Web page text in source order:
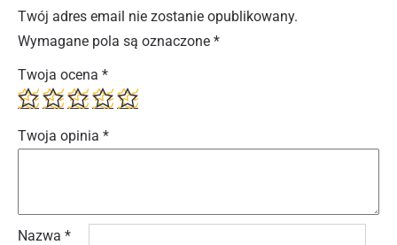
Twój adres email nie zostanie opublikowany.
Wymagane pola są oznaczone *
Twoja ocena *
Twoja opinia *
Nazwa *